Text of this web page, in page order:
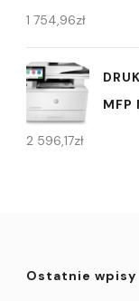
1 754,96zł
MFP
2 596,17zł
Ostatnie wpisy